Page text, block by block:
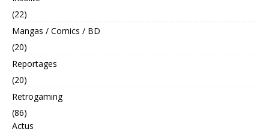
(22)
Mangas / Comics / BD
(20)
Reportages
(20)
Retrogaming
(86)
Actus